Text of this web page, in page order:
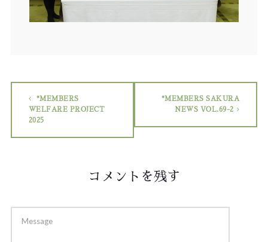
*MEMBERS
WELFARE PROJECT
2025
*MEMBERS SAKURA
NEWS VOL.69-2
コメントを残す